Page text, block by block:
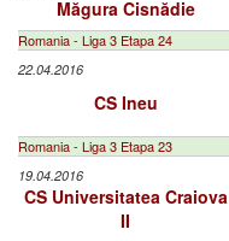
Măgura Cisnădie
Romania - Liga 3 Etapa 24
22.04.2016
CS Ineu
Romania - Liga 3 Etapa 23
19.04.2016
CS Universitatea Craiova
II